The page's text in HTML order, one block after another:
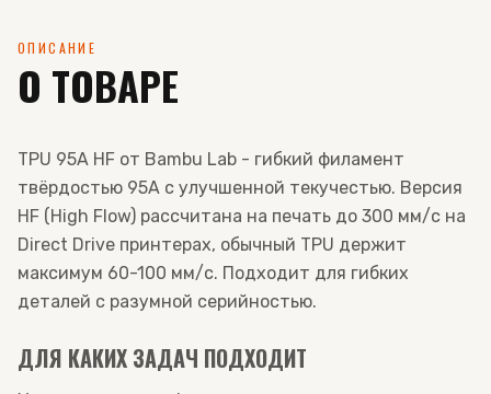
ОПИСАНИЕ
О ТОВАРЕ
TPU 95A HF от Bambu Lab - гибкий филамент
твёрдостью 95A с улучшенной текучестью. Версия
HF (High Flow) рассчитана на печать до 300 мм/с на
Direct Drive принтерах, обычный TPU держит
максимум 60-100 мм/с. Подходит для гибких
деталей с разумной серийностью.
ДЛЯ КАКИХ ЗАДАЧ ПОДХОДИТ